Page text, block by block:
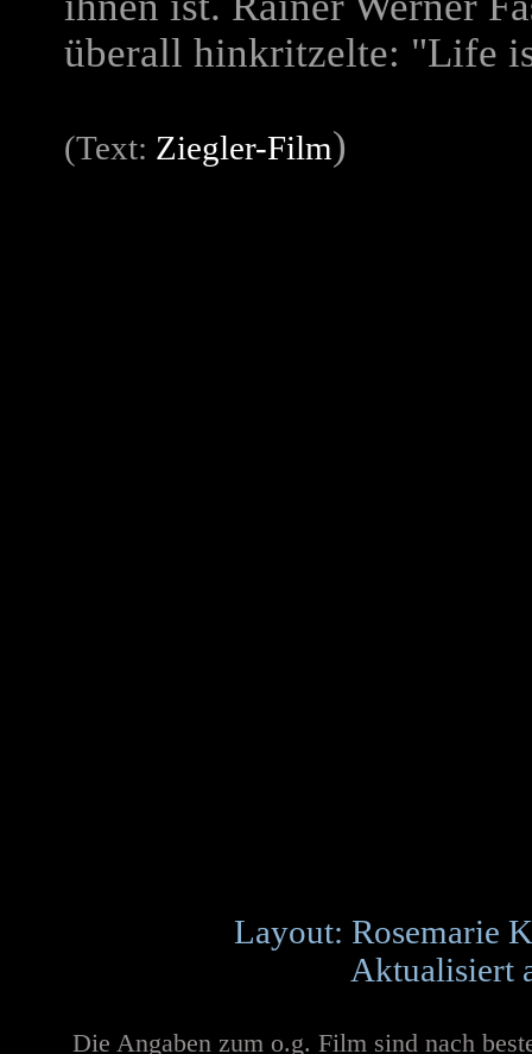
überall hinkritzelte: "Life
(Text: Ziegler-Film)
Layout: Rosemarie
Aktualisiert
Die Angaben zum o.g. Film sind nach